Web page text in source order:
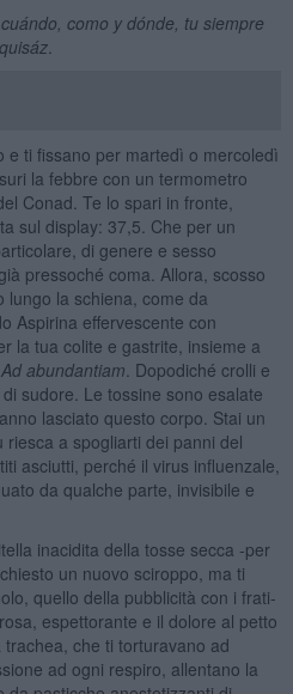
ándo, como y dónde, tu siempre
áz.
e ti fissano per martedì o mercoledì
la febbre con un termometro
Conad. Te lo spari in fronte,
sul display: 37,5. Che per un
di genere e sesso
pressoché coma. Allora, scosso
la schiena, come da
Aspirina effervescente con
la tua colite e gastrite, insieme a
Ad abundantiam . Dopodiché crolli e
sudore. Le tossine sono esalate
lasciato questo corpo. Stai un
riesca a spogliarti dei panni del
asciutti, perché il virus influenzale,
da qualche parte, invisibile e
inacidita della tosse secca -per
un nuovo sciroppo, ma ti
quello della pubblicità con i frati-
espettorante e il dolore al petto
che ti torturavano ad
ad ogni respiro, allentano la